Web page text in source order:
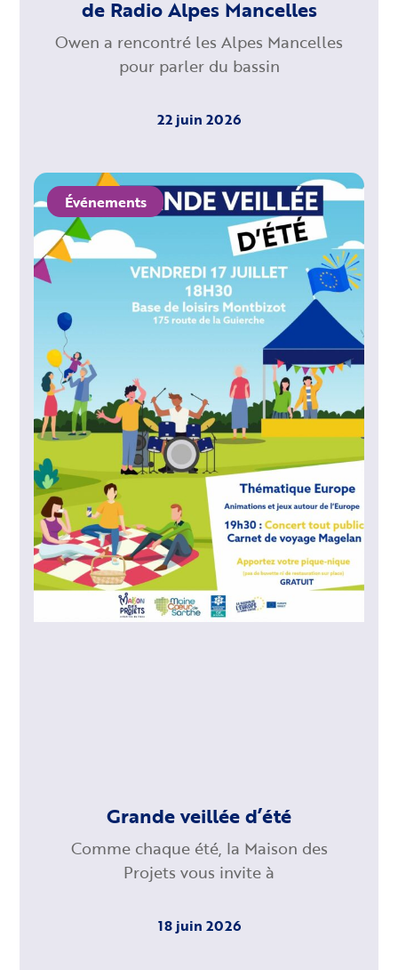
de Radio Alpes Mancelles
Owen a rencontré les Alpes Mancelles
pour parler du bassin
22 juin 2026
Événements
Grande veillée d’été
Comme chaque été, la Maison des
Projets vous invite à
18 juin 2026